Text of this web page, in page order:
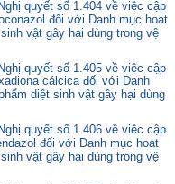
quyết số 1.404 về việc cập
đối với Danh mục hoạt
vật gây hại dùng trong vệ
quyết số 1.405 về việc cập
cálcica đối với Danh
diệt sinh vật gây hại dùng
quyết số 1.406 về việc cập
đối với Danh mục hoạt
vật gây hại dùng trong vệ